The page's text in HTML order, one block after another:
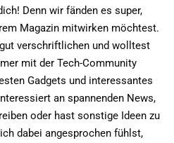
Denn wir fänden es super,
Magazin mitwirken möchtest.
verschriftlichen und wolltest
mit der Tech-Community
Gadgets und interessantes
an spannenden News,
oder hast sonstige Ideen zu
dabei angesprochen fühlst,